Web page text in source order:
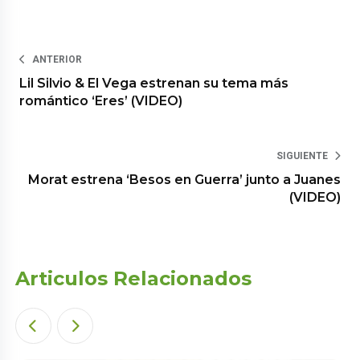
ANTERIOR
Lil Silvio & El Vega estrenan su tema más
romántico ‘Eres’ (VIDEO)
SIGUIENTE
Morat estrena ‘Besos en Guerra’ junto a Juanes
(VIDEO)
Articulos Relacionados